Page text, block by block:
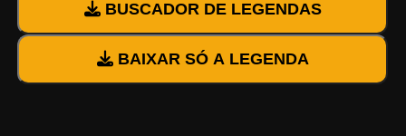
BUSCADOR DE LEGENDAS
BAIXAR SÓ A LEGENDA